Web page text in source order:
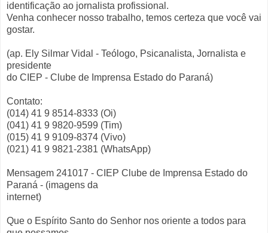
identificação ao jornalista profissional.
Venha conhecer nosso trabalho, temos certeza que você vai
gostar.
(ap. Ely Silmar Vidal - Teólogo, Psicanalista, Jornalista e
presidente
do CIEP - Clube de Imprensa Estado do Paraná)
Contato:
(014) 41 9 8514-8333 (Oi)
(041) 41 9 9820-9599 (Tim)
(015) 41 9 9109-8374 (Vivo)
(021) 41 9 9821-2381 (WhatsApp)
Mensagem 241017 - CIEP Clube de Imprensa Estado do
Paraná - (imagens da
internet)
Que o Espírito Santo do Senhor nos oriente a todos para